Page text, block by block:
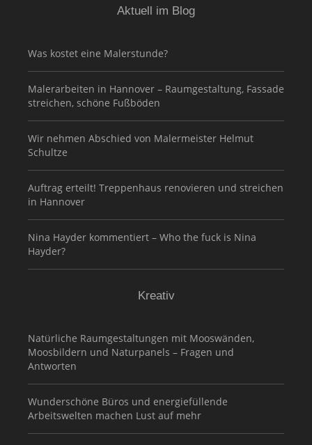
Aktuell im Blog
Was kostet eine Malerstunde?
Malerarbeiten in Hannover – Raumgestaltung, Fassade
streichen, schöne Fußböden
Wir nehmen Abschied von Malermeister Helmut
Schultze
Auftrag erteilt! Treppenhaus renovieren und streichen
in Hannover
Nina Hayder kommentiert – Who the fuck is Nina
Hayder?
Kreativ
Natürliche Raumgestaltungen mit Mooswänden,
Moosbildern und Naturpanels – Fragen und
Antworten
Wunderschöne Büros und energiefüllende
Arbeitswelten machen Lust auf mehr